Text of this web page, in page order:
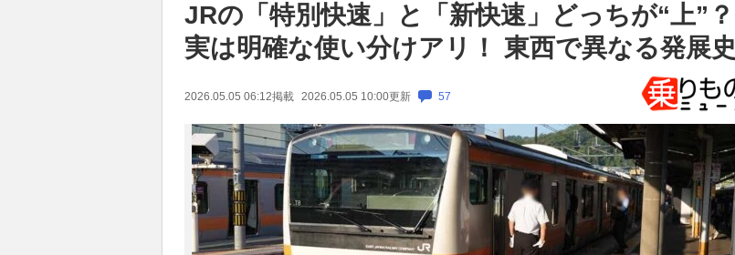
JRの「特別快速」と「新快速」どっちが“上”？
実は明確な使い分けアリ！ 東西で異なる発展史
2026.05.05 06:12掲載 2026.05.05 10:00更新 57